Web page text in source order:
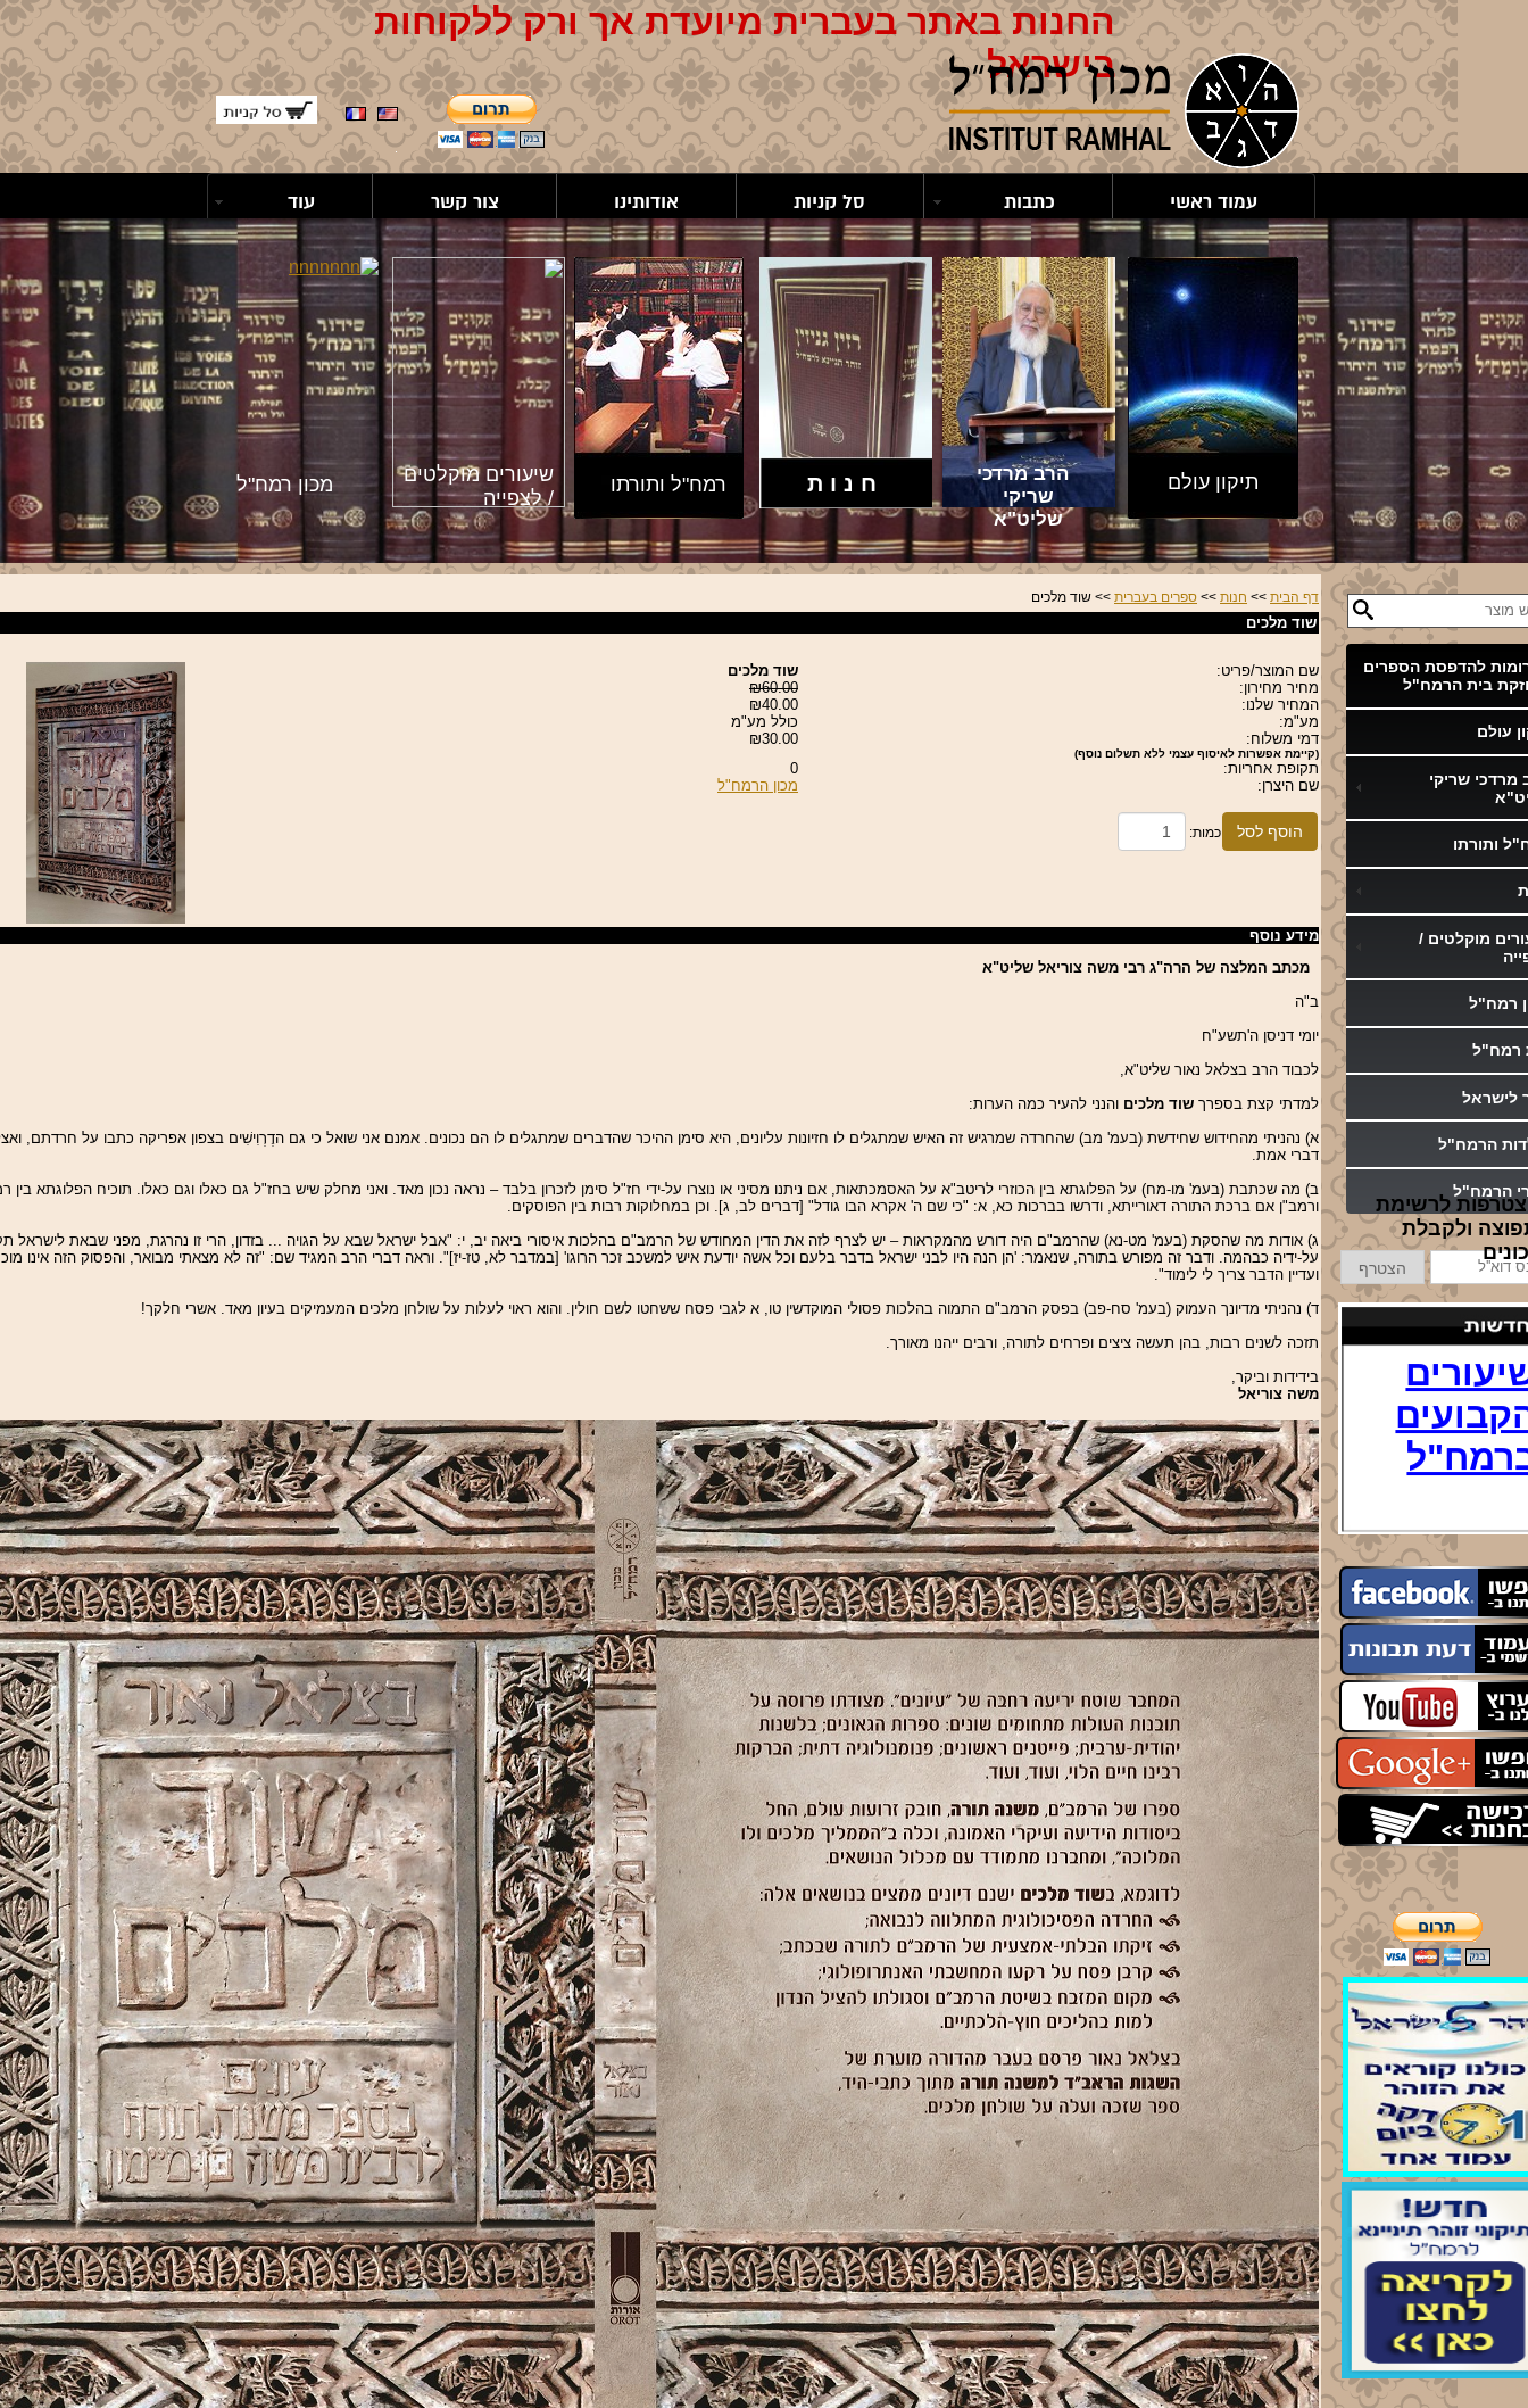
עמוד ראשי כתבות סל קניות אודותינו צור קשר עוד
תיקון עולם
הרב מרדכי
שריקי
שליט"א
חנות רמח"ל ותורתו
שיעורים מוקלטים
/ לצפייה
מכון רמח"ל
החנות באתר בעברית מיועדת אך ורק ללקוחות
בישראל
להדפסת הספרים
בית הרמח"ל
עולם
מרדכי שריקי
ותורתו
מוקלטים /
רמח"ל
רמח"ל
לישראל
הרמח"ל
הרמח"ל
לערבית
ג' שיעור באדיר במרום
20:30
ה' שיעור בתיקוני זוהר
תיקונים חדשים
לצפות באתר
על כל הספרים,
תבונות ,
ראשונים ,
פתחי חכמה,
ה' צבאות.
הגאולה.
השבוע ע"פ הזוהר
-נץ החמה
- 20:00
הצטרף
לרשימת
ולקבלת
דף הבית >> חנות >> ספרים בעברית >> שוד מלכים
שוד מלכים
שם המוצר/פריט:
שוד מלכים
מחיר מחירון:
₪60.00
המחיר שלנו:
₪40.00
מע"מ:
כולל מע"מ
דמי משלוח:
₪30.00
(קיימת אפשרות לאיסוף עצמי ללא תשלום נוסף)
תקופת אחריות:
0
שם היצרן:
מכון הרמח"ל
הוסף לסל כמות:
מידע נוסף
מכתב המלצה של הרה"ג רבי משה צוריאל שליט"א
ב"ה
יומי דניסן ה'תשע"ח
לכבוד הרב בצלאל נאור שליט"א,
למדתי קצת בספרך שוד מלכים והנני להעיר כמה הערות:
א) נהניתי מהחידוש שחידשת (בעמ' מב) שהחרדה שמרגיש זה האיש שמתגלים לו חזיונות עליונים, היא סימן ההיכר שהדברים שמתגלים לו הם נכונים. אמנם אני שואל כי גם הדֶרְוִישִׁים בצפון אפריקה כתבו על חרדתם,
דברי אמת.
ב) מה שכתבת (בעמ' מו-מח) על הפלוגתא בין הכוזרי לריטב"א על האסמכתאות, אם ניתנו מסיני או נוצרו על-ידי חז"ל סימן לזכרון בלבד – נראה נכון מאד. ואני מחלק שיש בחז"ל גם כאלו וגם כאלו. תוכיח הפלוגתא בין
ורמב"ן אם ברכת התורה דאורייתא, ודרשו בברכות כא, א: "כי שם ה' אקרא הבו גודל" [דברים לב, ג]. וכן במחלוקות רבות בין הפוסקים.
ג) אודות מה שהסקת (בעמ' מט-נא) שהרמב"ם היה דורש מהמקראות – יש לצרף לזה את הדין המחודש של הרמב"ם בהלכות איסורי ביאה יב, י: "אבל ישראל שבא על הגויה ... בזדון, הרי זו נהרגת, מפני שבאת לישראל
על-ידיה כבהמה. ודבר זה מפורש בתורה, שנאמר: 'הן הנה היו לבני ישראל בדבר בלעם וכל אשה יודעת איש למשכב זכר הרוגו' [במדבר לא, טז-יז]". וראה דברי הרב המגיד שם: "זה לא מצאתי מבואר, והפסוק הזה אינו
ועדיין הדבר צריך לי לימוד".
ד) נהניתי מדיונך העמוק (בעמ' סח-פב) בפסק הרמב"ם התמוה בהלכות פסולי המוקדשין טו, א לגבי פסח ששחטו לשם חולין. והוא ראוי לעלות על שולחן מלכים המעמיקים בעיון מאד. אשרי חלקך!
תזכה לשנים רבות, בהן תעשה ציצים ופרחים לתורה, ורבים ייהנו מאורך.
בידידות וביקר,
משה צוריאל